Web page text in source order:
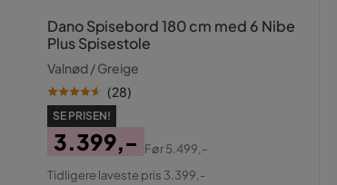
Dano Spisebord 180 cm med 6 Nibe
Plus Spisestole
Valnød / Greige
(28)
SE PRISEN!
Pris
3.399,-
Original
Før5.499,-
Tidligere laveste pris 3.399,-